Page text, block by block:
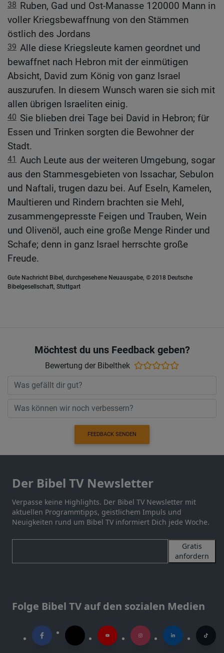
38 Ruben, Gad und Ost-Manasse 120000 Mann in
voller Kriegsbewaffnung von den Stämmen
östlich des Jordans
39 Alle diese Kriegsleute kamen geordnet und
bewaffnet nach Hebron mit der einmütigen
Absicht, David zum König von ganz Israel
auszurufen. In diesem Wunsch waren sie sich mit
allen übrigen Israeliten einig.
40 Sie blieben drei Tage bei David in Hebron; für
Essen und Trinken sorgten die Bewohner der
Stadt.
41 Auch Leute aus der weiteren Umgebung, sogar
aus den Stammesgebieten von Issachar, Sebulon
und Naftali, trugen dazu bei. Auf Eseln, Kamelen,
Maultieren und Rindern brachten sie Mehl,
zusammengepresste Feigen und Trauben, Wein
und Olivenöl, auch eine große Menge Rinder und
Schafe; denn in ganz Israel herrschte große
Freude.
Gute Nachricht Bibel, durchgesehene Neuausgabe, © 2018 Deutsche
Bibelgesellschaft, Stuttgart
Möchtest du uns Feedback geben?
Bewertung der Bibelthek
FEEDBACK SENDEN
Der Bibel TV Newsletter
Verpasse keine Highlights. Der Bibel TV Newsletter mit
aktuellen Programmtipps, geistlichem Impuls und
Neuigkeiten rund um Bibel TV informiert Dich jede Woche.
Gratis
anfordern
Folge Bibel TV auf den sozialen Medien